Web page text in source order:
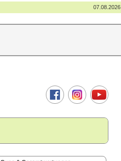
07.08.2026